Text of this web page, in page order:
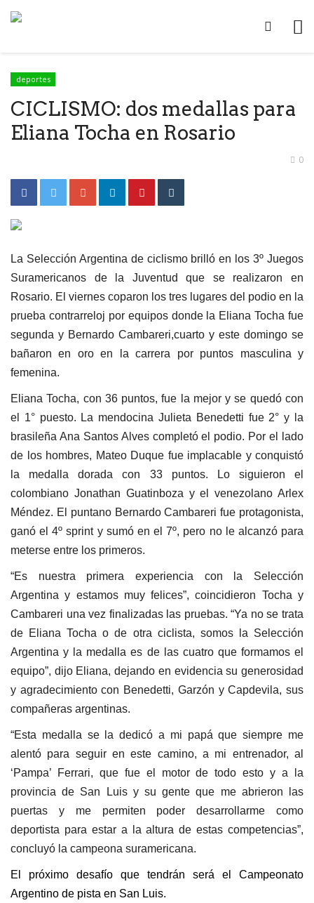
deportes
CICLISMO: dos medallas para
Eliana Tocha en Rosario
0
La Selección Argentina de ciclismo brilló en los 3º Juegos
Suramericanos de la Juventud que se realizaron en
Rosario. El viernes coparon los tres lugares del podio en la
prueba contrarreloj por equipos donde la Eliana Tocha fue
segunda y Bernardo Cambareri,cuarto y este domingo se
bañaron en oro en la carrera por puntos masculina y
femenina.
Eliana Tocha, con 36 puntos, fue la mejor y se quedó con
el 1° puesto. La mendocina Julieta Benedetti fue 2° y la
brasileña Ana Santos Alves completó el podio. Por el lado
de los hombres, Mateo Duque fue implacable y conquistó
la medalla dorada con 33 puntos. Lo siguieron el
colombiano Jonathan Guatinboza y el venezolano Arlex
Méndez. El puntano Bernardo Cambareri fue protagonista,
ganó el 4º sprint y sumó en el 7º, pero no le alcanzó para
meterse entre los primeros.
“Es nuestra primera experiencia con la Selección
Argentina y estamos muy felices”, coincidieron Tocha y
Cambareri una vez finalizadas las pruebas. “Ya no se trata
de Eliana Tocha o de otra ciclista, somos la Selección
Argentina y la medalla es de las cuatro que formamos el
equipo”, dijo Eliana, dejando en evidencia su generosidad
y agradecimiento con Benedetti, Garzón y Capdevila, sus
compañeras argentinas.
“Esta medalla se la dedicó a mi papá que siempre me
alentó para seguir en este camino, a mi entrenador, al
‘Pampa’ Ferrari, que fue el motor de todo esto y a la
provincia de San Luis y su gente que me abrieron las
puertas y me permiten poder desarrollarme como
deportista para estar a la altura de estas competencias”,
concluyó la campeona suramericana.
El próximo desafío que tendrán será el Campeonato
Argentino de pista en San Luis.